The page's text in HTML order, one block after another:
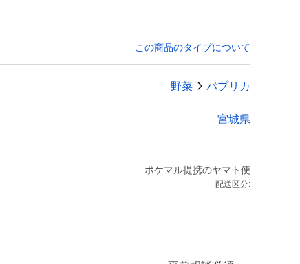
この商品のタイプについて
野菜 パプリカ
宮城県
ポケマル提携のヤマト便
配送区分: